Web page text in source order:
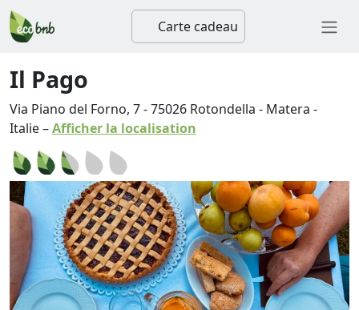
Carte cadeau
Il Pago
Via Piano del Forno, 7-75026 Rotondella - Matera -
Italie–Afficher la localisation